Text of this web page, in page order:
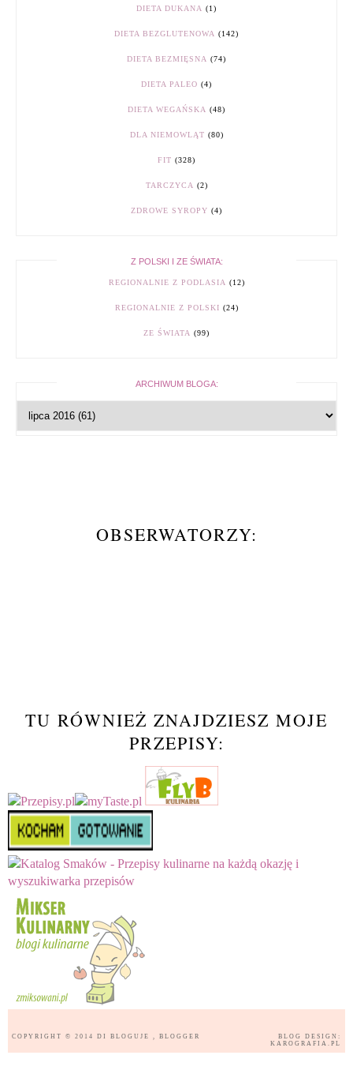
DIETA DUKANA (1)
DIETA BEZGLUTENOWA (142)
DIETA BEZMIĘSNA (74)
DIETA PALEO (4)
DIETA WEGAŃSKA (48)
DLA NIEMOWLĄT (80)
FIT (328)
TARCZYCA (2)
ZDROWE SYROPY (4)
Z POLSKI I ZE ŚWIATA:
REGIONALNIE Z PODLASIA (12)
REGIONALNIE Z POLSKI (24)
ZE ŚWIATA (99)
ARCHIWUM BLOGA:
OBSERWATORZY:
TU RÓWNIEŻ ZNAJDZIESZ MOJE
PRZEPISY:
COPYRIGHT © 2014 DI BLOGUJE , BLOGGER
BLOG DESIGN:
KAROGRAFIA.PL